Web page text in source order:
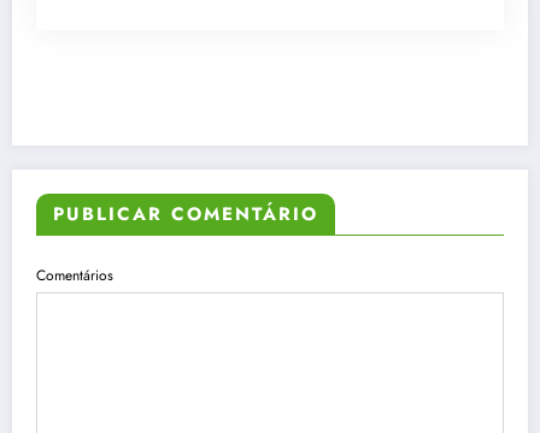
PUBLICAR COMENTÁRIO
Comentários